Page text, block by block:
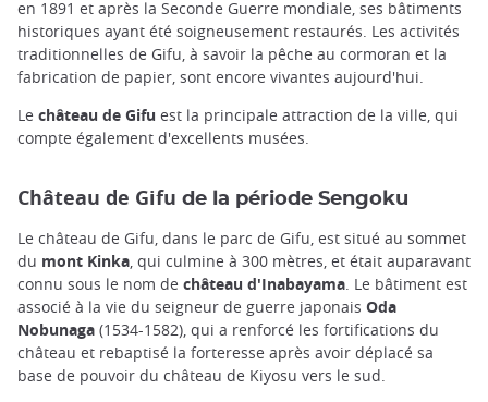
en 1891 et après la Seconde Guerre mondiale, ses bâtiments
historiques ayant été soigneusement restaurés. Les activités
traditionnelles de Gifu, à savoir la pêche au cormoran et la
fabrication de papier, sont encore vivantes aujourd'hui.
Le château de Gifu est la principale attraction de la ville, qui
compte également d'excellents musées.
Château de Gifu de la période Sengoku
Le château de Gifu, dans le parc de Gifu, est situé au sommet
du mont Kinka, qui culmine à 300 mètres, et était auparavant
connu sous le nom de château d'Inabayama. Le bâtiment est
associé à la vie du seigneur de guerre japonais Oda
Nobunaga (1534-1582), qui a renforcé les fortifications du
château et rebaptisé la forteresse après avoir déplacé sa
base de pouvoir du château de Kiyosu vers le sud.